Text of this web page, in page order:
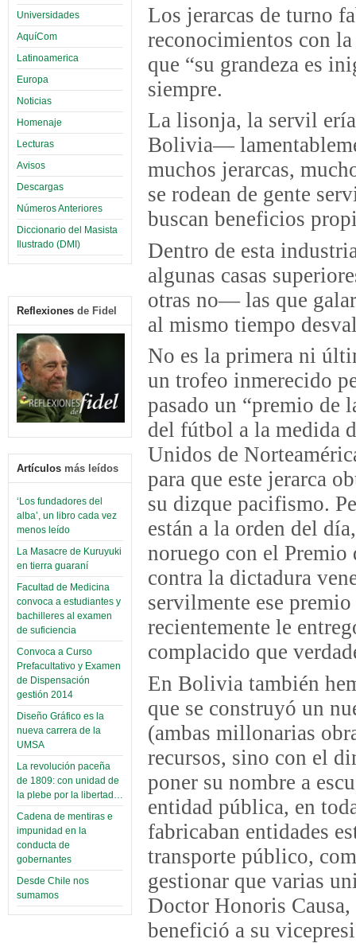
Universidades
AquíCom
Latinoamerica
Europa
Noticias
Homenaje
Lecturas
Avisos
Descargas
Números Anteriores
Diccionario del Masista
Ilustrado (DMI)
Reflexiones de Fidel
Artículos más leídos
‘Los fundadores del
alba’, un libro cada vez
menos leído
La Masacre de Kuruyuki
en tierra guaraní
Facultad de Medicina
convoca a estudiantes y
bachilleres al examen
de suficiencia
Convoca a Curso
Prefacultativo y Examen
de Dispensación
gestión 2014
Diseño Gráfico es la
nueva carrera de la
UMSA
La revolución paceña
de 1809: con unidad de
la plebe por la libertad…
Cadena de mentiras e
impunidad en la
conducta de
gobernantes
Desde Chile nos
sumamos
Los jerarcas de turno
reconocimientos con
que “su grandeza es
siempre.
La lisonja, la servil
Bolivia—
muchos jerarcas,
se rodean de gente
buscan beneficios
Dentro de esta
algunas casas
otras no— las que
al mismo tiempo
No es la primera ni
un trofeo inmerecido
pasado un “premio de
del fútbol a la medida
Unidos de
para que este jerarca
su dizque pacifismo.
están a la orden del
noruego con el Premio
contra la dictadura
servilmente ese
recientemente le
complacido que
En Bolivia también
que se construyó un
(ambas millonarias
recursos, sino con el
poner su nombre a
entidad pública, en
fabricaban entidades
transporte público,
gestionar que varias
Doctor Honoris Causa,
benefició a su